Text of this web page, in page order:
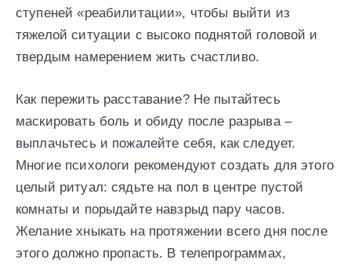
ступеней «реабилитации», чтобы выйти из
тяжелой ситуации с высоко поднятой головой и
твердым намерением жить счастливо.
Как пережить расставание? Не пытайтесь
маскировать боль и обиду после разрыва –
выплачьтесь и пожалейте себя, как следует.
Многие психологи рекомендуют создать для этого
целый ритуал: сядьте на пол в центре пустой
комнаты и порыдайте навзрыд пару часов.
Желание хныкать на протяжении всего дня после
этого должно пропасть. В телепрограммах,